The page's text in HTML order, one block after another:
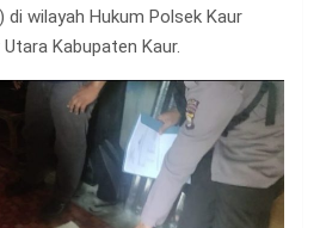
wilayah Hukum Polsek Kaur
Kabupaten Kaur.